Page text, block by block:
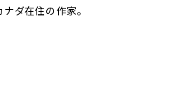
在住の作家。